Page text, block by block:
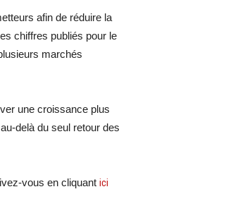
afin de réduire la
chiffres publiés pour le
marchés
une croissance plus
delà du seul retour des
vous en cliquant ici